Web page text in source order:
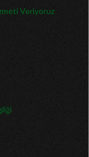
Veriyoruz